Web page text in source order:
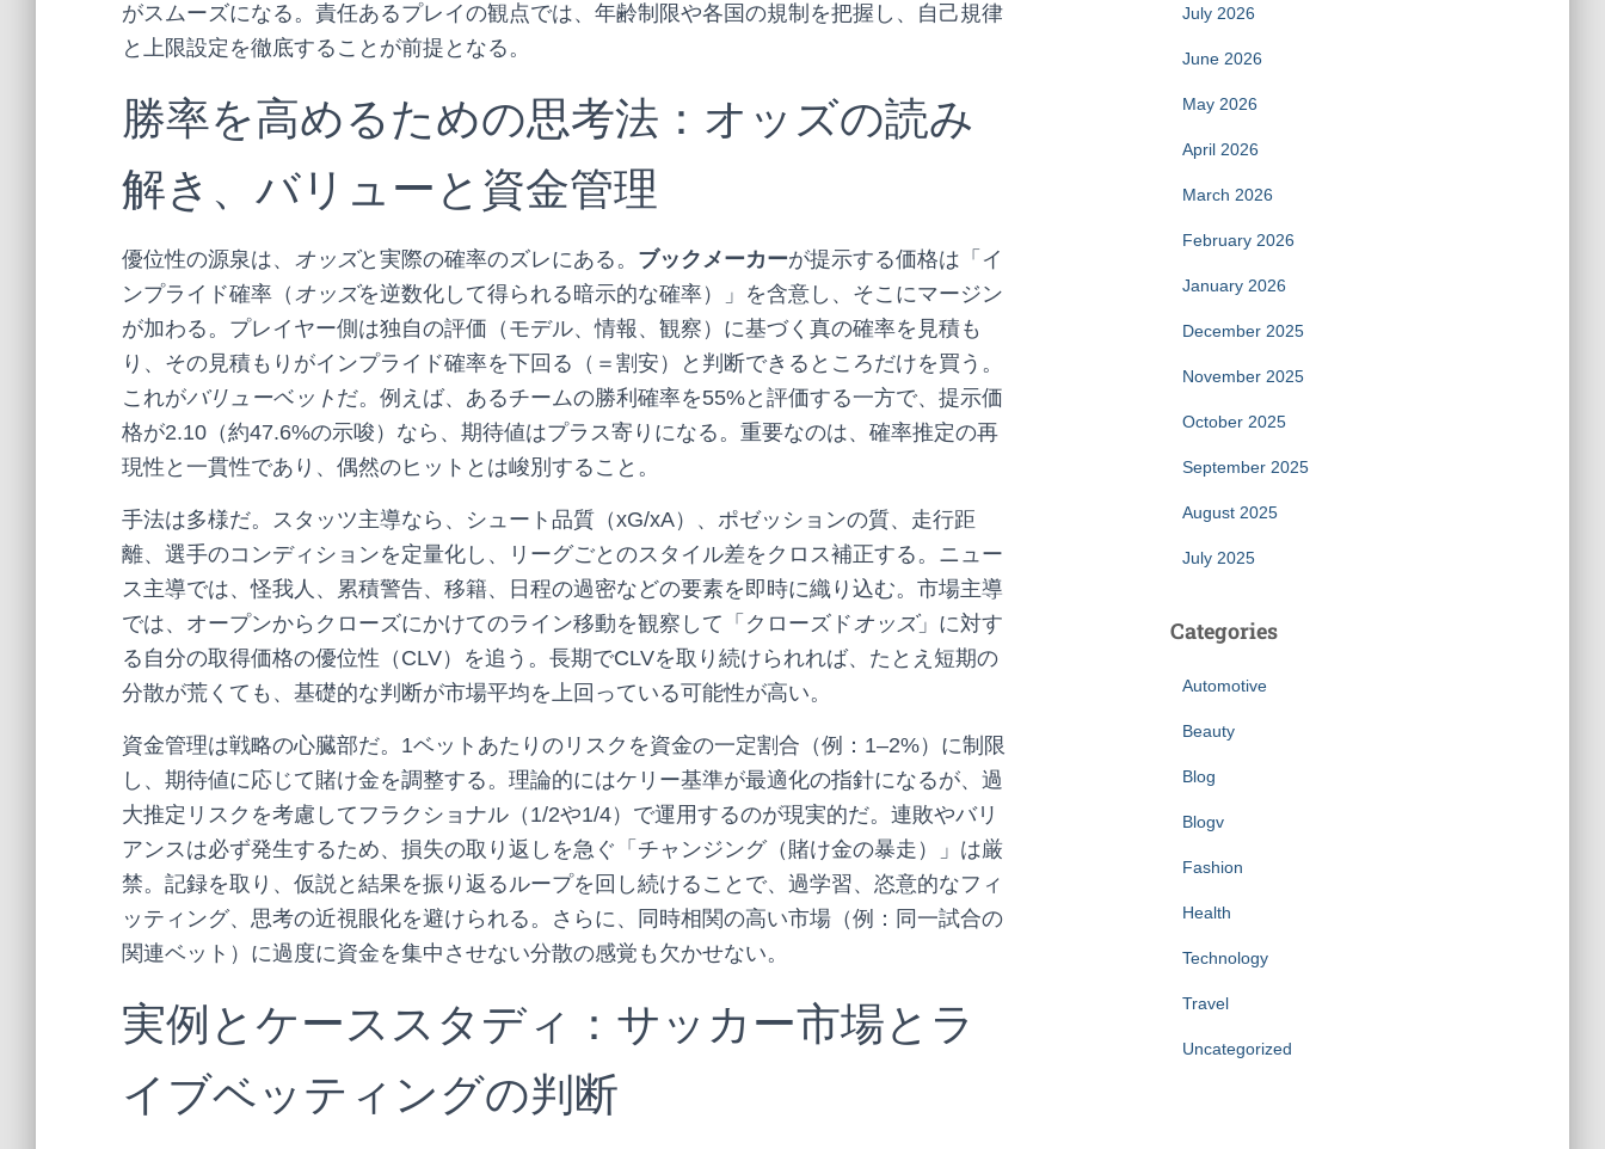
がスムーズになる。責任あるプレイの観点では、年齢制限や各国の規制を把握し、自己規律
と上限設定を徹底することが前提となる。
勝率を高めるための思考法：オッズの読み
解き、バリューと資金管理
優位性の源泉は、 オッズと実際の確率のズレにある。 ブックメーカーが提示する価格は「イ
ンプライド確率（ オッズを逆数化して得られる暗示的な確率）」を含意し、そこにマージン
が加わる。プレイヤー側は独自の評価（モデル、情報、観察）に基づく真の確率を見積も
り、その見積もりがインプライド確率を下回る（＝割安）と判断できるところだけを買う。
これがバリューベット だ。例えば、あるチームの勝利確率を55%と評価する一方で、提示価
格が2.10（約47.6%の示唆）なら、期待値はプラス寄りになる。重要なのは、確率推定の再
現性と一貫性であり、偶然のヒットとは峻別すること。
手法は多様だ。スタッツ主導なら、シュート品質（xG/xA）、ポゼッションの質、走行距
離、選手のコンディションを定量化し、リーグごとのスタイル差をクロス補正する。ニュー
ス主導では、怪我人、累積警告、移籍、日程の過密などの要素を即時に織り込む。市場主導
では、オープンからクローズにかけてのライン移動を観察して「クローズドオッズ」に対す
る自分の取得価格の優位性（CLV）を追う。長期でCLVを取り続けられれば、たとえ短期の
分散が荒くても、基礎的な判断が市場平均を上回っている可能性が高い。
資金管理は戦略の心臓部だ。1ベットあたりのリスクを資金の一定割合（例：1–2%）に制限
し、期待値に応じて賭け金を調整する。理論的にはケリー基準が最適化の指針になるが、過
大推定リスクを考慮してフラクショナル（1/2や1/4）で運用するのが現実的だ。連敗やバリ
アンスは必ず発生するため、損失の取り返しを急ぐ「チャンジング（賭け金の暴走）」は厳
禁。記録を取り、仮説と結果を振り返るループを回し続けることで、過学習、恣意的なフィ
ッティング、思考の近視眼化を避けられる。さらに、同時相関の高い市場（例：同一試合の
関連ベット）に過度に資金を集中させない分散の感覚も欠かせない。
実例とケーススタディ：サッカー市場とラ
イブベッティングの判断
July 2026
June 2026
May 2026
April 2026
March 2026
February 2026
January 2026
December 2025
November 2025
October 2025
September 2025
August 2025
July 2025
Categories
Automotive
Beauty
Blog
Blogv
Fashion
Health
Technology
Travel
Uncategorized